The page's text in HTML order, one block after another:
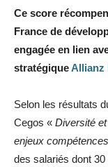
Ce score
France de
engagée en lien
stratégiqueAllianz
Selon les résultats
Cegos « Diversité
enjeux
des salariés dont